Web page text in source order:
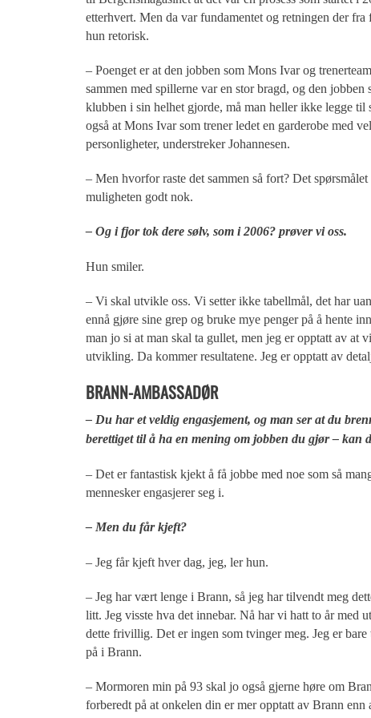
etterhvert. Men da var fundamentet og retningen der
hun retorisk.
– Poenget er at den jobben som Mons Ivar og
sammen med spillerne var en stor bragd, og den jobben
klubben i sin helhet gjorde, må man heller ikke legge til
også at Mons Ivar som trener ledet en garderobe med
personligheter, understreker Johannesen.
– Men hvorfor raste det sammen så fort? Det
muligheten godt nok.
– Og i fjor tok dere sølv, som i 2006? prøver vi oss.
Hun smiler.
– Vi skal utvikle oss. Vi setter ikke tabellmål, det har
ennå gjøre sine grep og bruke mye penger på å hente
man jo si at man skal ta gullet, men jeg er opptatt av
utvikling. Da kommer resultatene. Jeg er opptatt av
BRANN-AMBASSADØR
– Du har et veldig engasjement, og man ser at du
berettiget til å ha en mening om jobben du gjør – kan
– Det er fantastisk kjekt å få jobbe med noe som så
mennesker engasjerer seg i.
– Men du får kjeft?
– Jeg får kjeft hver dag, jeg, ler hun.
– Jeg har vært lenge i Brann, så jeg har tilvendt meg
litt. Jeg visste hva det innebar. Nå har vi hatt to år med
dette frivillig. Det er ingen som tvinger meg. Jeg er
på i Brann.
– Mormoren min på 93 skal jo også gjerne høre om
forberedt på at onkelen din er mer opptatt av Brann enn